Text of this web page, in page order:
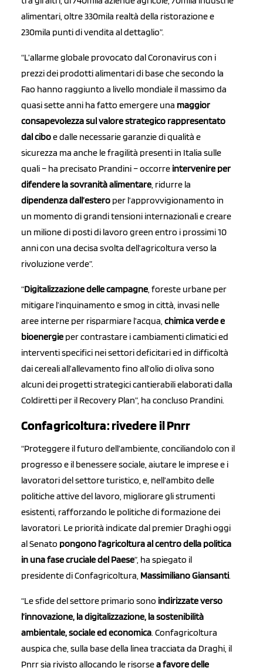
alimentari, oltre 330mila realtà della ristorazione e
230mila punti di vendita al dettaglio”.
“L’allarme globale provocato dal Coronavirus con i
prezzi dei prodotti alimentari di base che secondo la
Fao hanno raggiunto a livello mondiale il massimo da
quasi sette anni ha fatto emergere una maggior
consapevolezza sul valore strategico rappresentato
dal ciboe dalle necessarie garanzie di qualità e
sicurezza ma anche le fragilità presenti in Italia sulle
quali – ha precisato Prandini – occorre intervenire per
difendere la sovranità alimentare, ridurre la
dipendenza dall’estero per l’approvvigionamento in
un momento di grandi tensioni internazionali e creare
un milione di posti di lavoro green entro i prossimi 10
anni con una decisa svolta dell’agricoltura verso la
rivoluzione verde”.
“Digitalizzazione delle campagne, foreste urbane per
mitigare l’inquinamento e smog in città, invasi nelle
aree interne per risparmiare l’acqua, chimica verde e
bioenergie per contrastare i cambiamenti climatici ed
interventi specifici nei settori deficitari ed in difficoltà
dai cereali all’allevamento fino all’olio di oliva sono
alcuni dei progetti strategici cantierabili elaborati dalla
Coldiretti per il Recovery Plan”, ha concluso Prandini.
Confagricoltura: rivedere il Pnrr
“Proteggere il futuro dell’ambiente, conciliandolo con il
progresso e il benessere sociale, aiutare le imprese e i
lavoratori del settore turistico, e, nell’ambito delle
politiche attive del lavoro, migliorare gli strumenti
esistenti, rafforzando le politiche di formazione dei
lavoratori. Le priorità indicate dal premier Draghi oggi
al Senato pongono l’agricoltura al centro della politica
in una fase cruciale del Paese”, ha spiegato il
presidente di Confagricoltura, Massimiliano Giansanti.
“Le sfide del settore primario sono indirizzate verso
l’innovazione, la digitalizzazione, la sostenibilità
ambientale, sociale ed economica. Confagricoltura
auspica che, sulla base della linea tracciata da Draghi, il
Pnrr sia rivisto allocando le risorsea favore delle